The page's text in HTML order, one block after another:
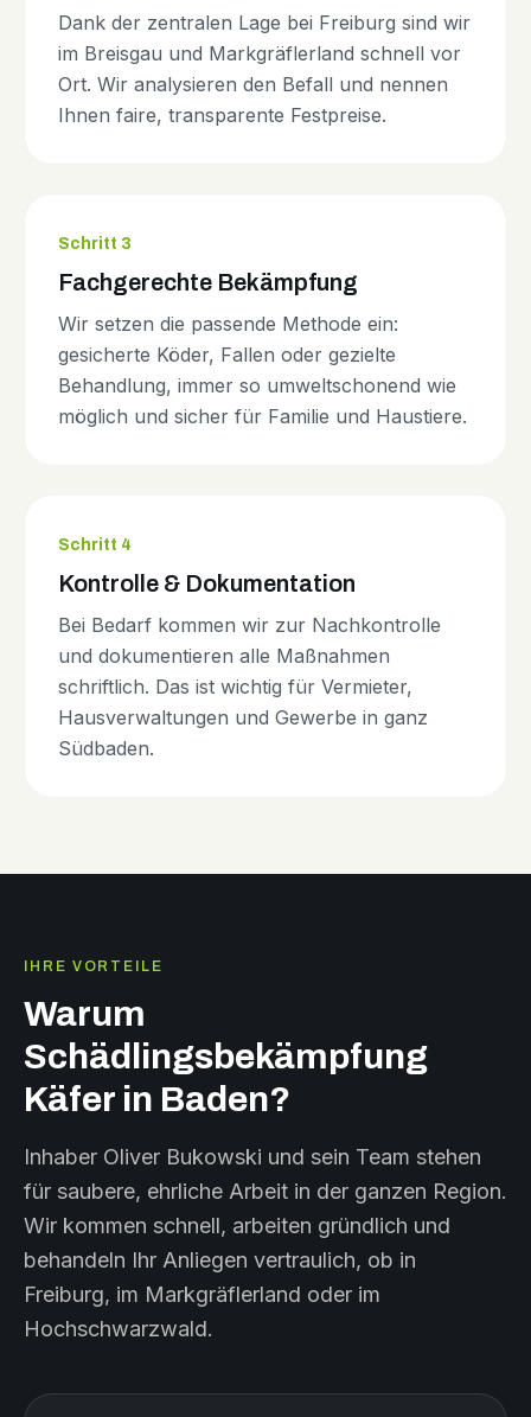
Dank der zentralen Lage bei Freiburg sind wir
im Breisgau und Markgräflerland schnell vor
Ort. Wir analysieren den Befall und nennen
Ihnen faire, transparente Festpreise.
Schritt 3
Fachgerechte Bekämpfung
Wir setzen die passende Methode ein:
gesicherte Köder, Fallen oder gezielte
Behandlung, immer so umweltschonend wie
möglich und sicher für Familie und Haustiere.
Schritt 4
Kontrolle & Dokumentation
Bei Bedarf kommen wir zur Nachkontrolle
und dokumentieren alle Maßnahmen
schriftlich. Das ist wichtig für Vermieter,
Hausverwaltungen und Gewerbe in ganz
Südbaden.
IHRE VORTEILE
Warum
Schädlingsbekämpfung
Käfer in Baden?
Inhaber Oliver Bukowski und sein Team stehen
für saubere, ehrliche Arbeit in der ganzen Region.
Wir kommen schnell, arbeiten gründlich und
behandeln Ihr Anliegen vertraulich, ob in
Freiburg, im Markgräflerland oder im
Hochschwarzwald.